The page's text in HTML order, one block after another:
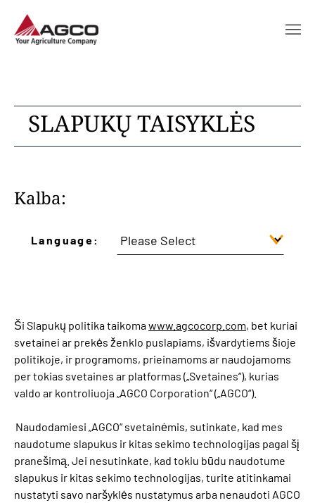
SLAPUKŲ TAISYKLĖS
Kalba:
Language:
Ši Slapukų politika taikomawww.agcocorp.com, bet kuriai
svetainei ar prekės ženklo puslapiams, išvardytiems šioje
politikoje, ir programoms, prieinamoms ar naudojamoms
per tokias svetaines ar platformas („Svetaines“), kurias
valdo ar kontroliuoja „AGCO Corporation“ („AGCO“).
Naudodamiesi „AGCO“ svetainėmis, sutinkate, kad mes
naudotume slapukus ir kitas sekimo technologijas pagal šį
pranešimą. Jei nesutinkate, kad tokiu būdu naudotume
slapukus ir kitas sekimo technologijas, turite atitinkamai
nustatyti savo naršyklės nustatymus arba nenaudoti AGCO